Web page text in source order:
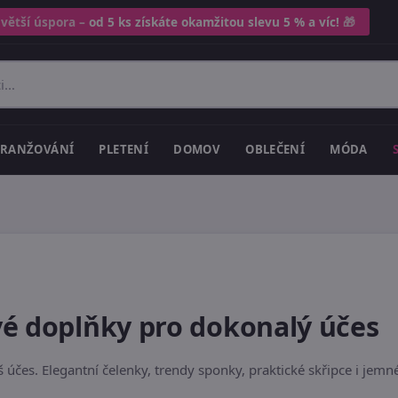
úspora – od 5 ks získáte okamžitou slevu 5 % a víc! 🎁
PLETENÍ DOMOV OBLEČENÍ MÓDA
doplňky pro dokonalý účes
Elegantní čelenky, trendy sponky, praktické skřipce i